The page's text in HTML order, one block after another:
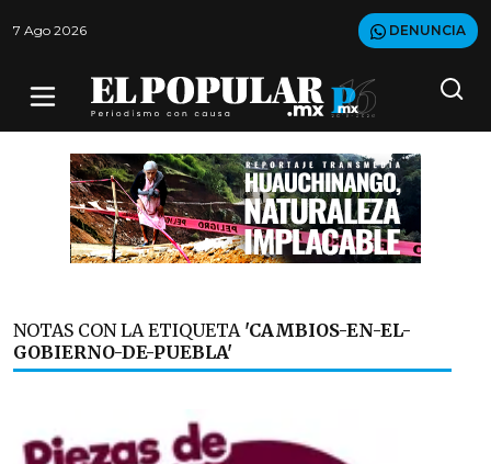
7 Ago 2026 DENUNCIA
NOTAS CON LA ETIQUETA 'CAMBIOS-EN-EL-
GOBIERNO-DE-PUEBLA'